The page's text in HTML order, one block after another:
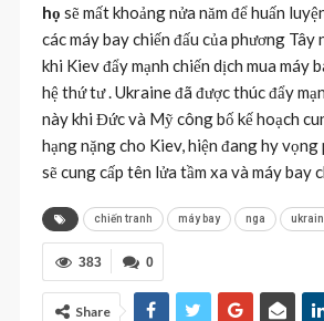
họ sẽ mất khoảng nửa năm để huấn
các máy bay chiến đấu của phương
khi Kiev đẩy mạnh chiến dịch mua máy
hệ thứ tư . Ukraine đã được thúc đẩy
này khi Đức và Mỹ công bố kế hoạch
hạng nặng cho Kiev, hiện đang hy
sẽ cung cấp tên lửa tầm xa và máy bay
chiến tranh máy bay nga
0
383
Share